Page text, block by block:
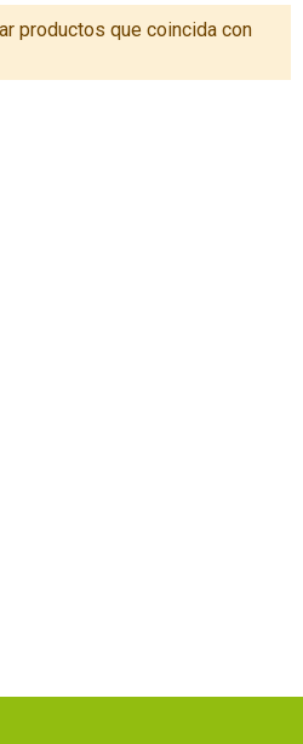
productos que coincida con